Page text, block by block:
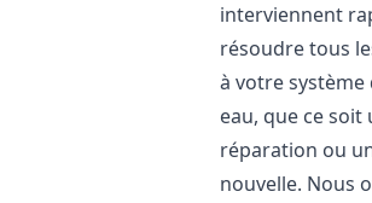
interviennent
résoudre tous
à votre
eau, que ce soit
réparation ou
nouvelle. Nous